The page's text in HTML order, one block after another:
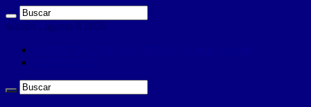
sábado , agosto 8 2026